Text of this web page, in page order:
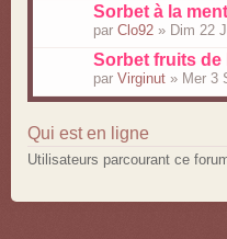
Sorbet à la
par Clo92 » Dim 22
Sorbet fruits de
par Virginut » Mer 3
Qui est en ligne
Utilisateurs parcourant ce